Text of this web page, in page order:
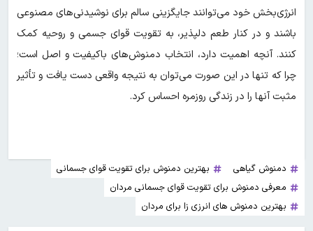
انرژی‌بخش خود می‌توانند جایگزینی سالم برای نوشیدنی‌های مصنوعی
باشند و در کنار طعم دلپذیر، به تقویت قوای جسمی و روحیه کمک
کنند. آنچه اهمیت دارد، انتخاب دمنوش‌های باکیفیت و اصل است؛
چرا که تنها در این صورت می‌توان به نتیجه واقعی دست یافت و تأثیر
مثبت آنها را در زندگی روزمره احساس کرد.
دمنوش گیاهی
بهترین دمنوش برای تقویت قوای جسمانی
معرفی دمنوش برای تقویت قوای جسمانی مردان
بهترین دمنوش های انرزی زا برای مردان